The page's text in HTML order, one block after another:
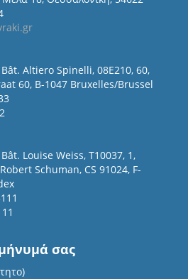
Altiero Spinelli, 08E210, 60,
60, B-1047 Bruxelles/Brussel
Louise Weiss, T10037, 1,
Schuman, CS 91024, F-
σας